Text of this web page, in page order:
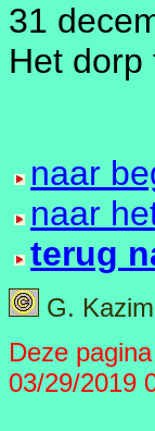
31
Het dorp
naar
naar
terug
G.
Deze
03/29/2019